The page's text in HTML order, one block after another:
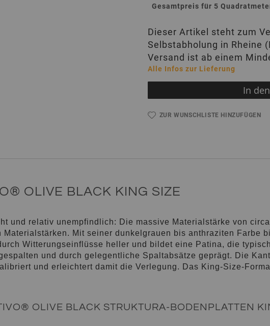
Gesamtpreis für 5
Dieser Artikel steht zum
Selbstabholung in Rheine
Versand ist ab einem
Alle Infos zur Lieferung
In
ZUR WUNSCHLISTE HINZUFÜGEN
OLIVE BLACK KING SIZE
und relativ unempfindlich: Die massive Materialstärke von
Mit seiner dunkelgrauen bis anthraziten Farbe
Witterungseinflüsse heller und bildet eine Patina, die
und durch gelegentliche Spaltabsätze geprägt. Die
und erleichtert damit die Verlegung. Das King-Size-
OLIVE BLACK STRUKTURA-BODENPLATTEN